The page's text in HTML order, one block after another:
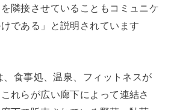
隣接させていることもコミュニケ
である」と説明されています
食事処、温泉、フィットネスが
れらが広い廊下によって連結さ